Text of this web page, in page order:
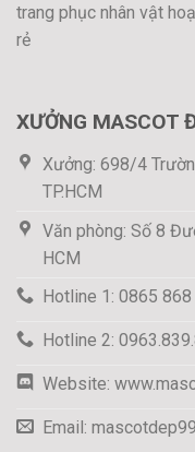
trang phục nhân vật
rẻ
XƯỞNG MASCOT
Xưởng: 698/4
TP.HCM
Văn phòng: Số 8
HCM
Hotline 1: 0865
Hotline 2:
Website:
Email: